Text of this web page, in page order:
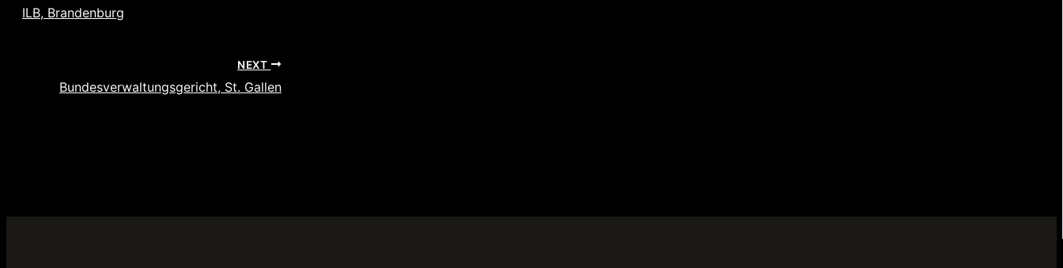
ILB, Brandenburg
NEXT
Bundesverwaltungsgericht, St. Gallen